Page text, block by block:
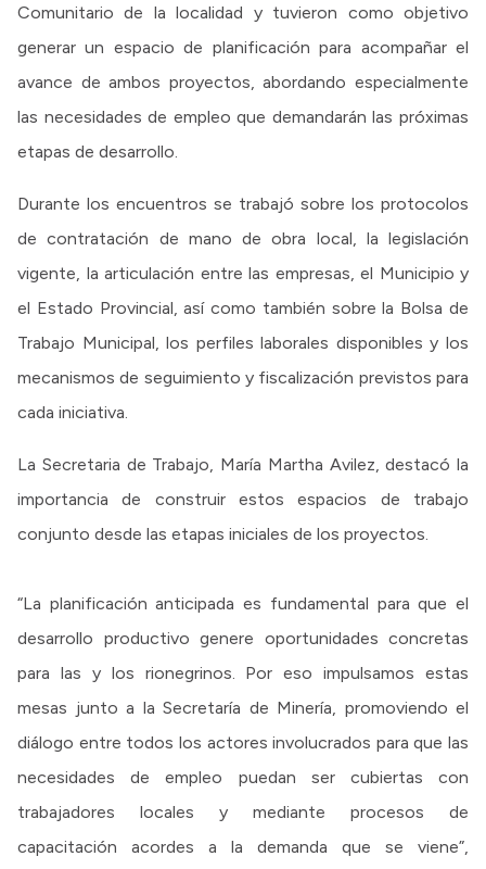
Comunitario de la localidad y tuvieron como objetivo
generar un espacio de planificación para acompañar el
avance de ambos proyectos, abordando especialmente
las necesidades de empleo que demandarán las próximas
etapas de desarrollo.
Durante los encuentros se trabajó sobre los protocolos
de contratación de mano de obra local, la legislación
vigente, la articulación entre las empresas, el Municipio y
el Estado Provincial, así como también sobre la Bolsa de
Trabajo Municipal, los perfiles laborales disponibles y los
mecanismos de seguimiento y fiscalización previstos para
cada iniciativa.
La Secretaria de Trabajo, María Martha Avilez, destacó la
importancia de construir estos espacios de trabajo
conjunto desde las etapas iniciales de los proyectos.
“La planificación anticipada es fundamental para que el
desarrollo productivo genere oportunidades concretas
para las y los rionegrinos. Por eso impulsamos estas
mesas junto a la Secretaría de Minería, promoviendo el
diálogo entre todos los actores involucrados para que las
necesidades de empleo puedan ser cubiertas con
trabajadores locales y mediante procesos de
capacitación acordes a la demanda que se viene”,